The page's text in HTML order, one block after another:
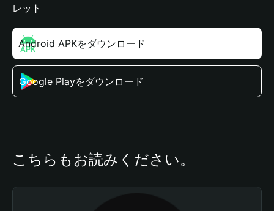
レット
Android APKをダウンロード
Google Playをダウンロード
こちらもお読みください。